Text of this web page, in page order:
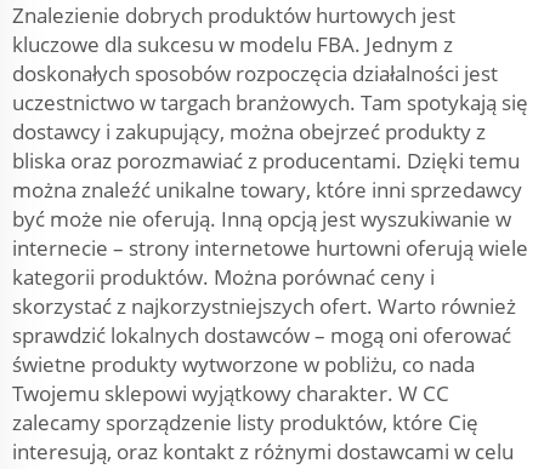
Znalezienie dobrych produktów hurtowych jest
kluczowe dla sukcesu w modelu FBA. Jednym z
doskonałych sposobów rozpoczęcia działalności jest
uczestnictwo w targach branżowych. Tam spotykają się
dostawcy i zakupujący, można obejrzeć produkty z
bliska oraz porozmawiać z producentami. Dzięki temu
można znaleźć unikalne towary, które inni sprzedawcy
być może nie oferują. Inną opcją jest wyszukiwanie w
internecie – strony internetowe hurtowni oferują wiele
kategorii produktów. Można porównać ceny i
skorzystać z najkorzystniejszych ofert. Warto również
sprawdzić lokalnych dostawców – mogą oni oferować
świetne produkty wytworzone w pobliżu, co nada
Twojemu sklepowi wyjątkowy charakter. W CC
zalecamy sporządzenie listy produktów, które Cię
interesują, oraz kontakt z różnymi dostawcami w celu